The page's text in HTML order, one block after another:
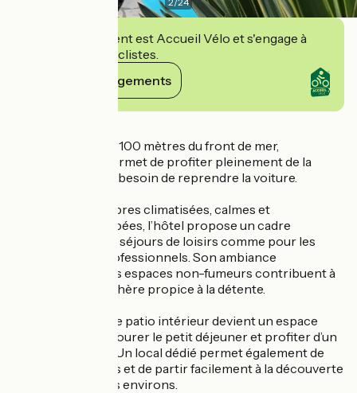
Cet établissement est Accueil Vélo et s'engage à
accueillir des cyclistes.
Voir ses engagements
Situé à seulement 100 mètres du front de mer,
l’établissement permet de profiter pleinement de la
station sans avoir besoin de reprendre la voiture.
Avec ses 15 chambres climatisées, calmes et
entièrement équipées, l’hôtel propose un cadre
reposant pour les séjours de loisirs comme pour les
déplacements professionnels. Son ambiance
chaleureuse et ses espaces non-fumeurs contribuent à
créer une atmosphère propice à la détente.
Aux beaux jours, le patio intérieur devient un espace
agréable pour savourer le petit déjeuner et profiter d’un
moment paisible. Un local dédié permet également de
sécuriser les vélos et de partir facilement à la découverte
de Royan et de ses environs.